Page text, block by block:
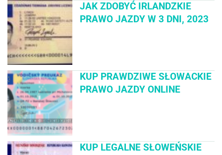
JAK ZDOBYĆ IRLANDZKIE
PRAWO JAZDY W 3 DNI, 2023
KUP PRAWDZIWE SŁOWACKIE
PRAWO JAZDY ONLINE
KUP LEGALNE SŁOWEŃSKIE